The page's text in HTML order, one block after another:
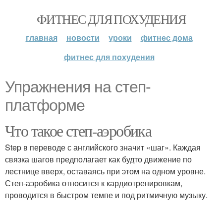
ФИТНЕС ДЛЯ ПОХУДЕНИЯ
главная новости уроки
фитнес дома
фитнес для похудения
Упражнения на степ-
платформе
Что такое степ-аэробика
Step в переводе с английского значит «шаг». Каждая
связка шагов предполагает как будто движение по
лестнице вверх, оставаясь при этом на одном уровне.
Степ-аэробика относится к кардиотренировкам,
проводится в быстром темпе и под ритмичную музыку.